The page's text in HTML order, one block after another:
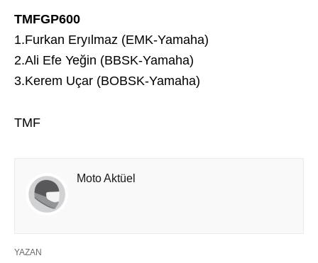
TMFGP600
1.Furkan Eryılmaz (EMK-Yamaha)
2.Ali Efe Yeğin (BBSK-Yamaha)
3.Kerem Uçar (BOBSK-Yamaha)
TMF
Moto Aktüel
YAZAN